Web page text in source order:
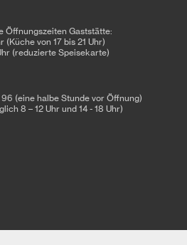
Öffnungszeiten Gaststätte:
(Küche von 17 bis 21 Uhr)
(reduzierte Speisekarte)
(eine halbe Stunde vor Öffnung)
8 – 12 Uhr und 14 - 18 Uhr)